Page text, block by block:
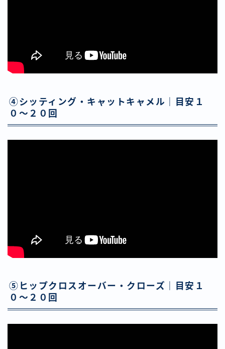
④シッティング・キャットキャメル｜目安１
０〜２０回
⑤ヒップクロスオーバー・クローズ｜目安１
０〜２０回